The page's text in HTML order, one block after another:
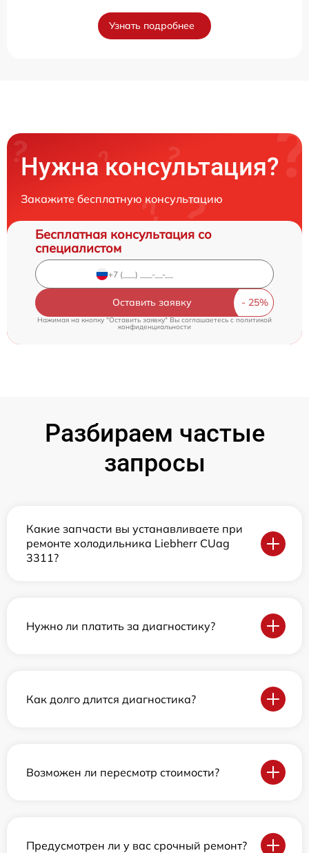
Узнать подробнее
Нужна консультация?
Закажите бесплатную консультацию
Бесплатная консультация со
специалистом
Оставить заявку
Нажимая на кнопку "Оставить заявку" Вы соглашаетесь cполитикой
конфиденциальности
Разбираем частые
запросы
Какие запчасти вы устанавливаете при
ремонте холодильника Liebherr CUag
3311?
Нужно ли платить за диагностику?
Как долго длится диагностика?
Возможен ли пересмотр стоимости?
Предусмотрен ли у вас срочный ремонт?